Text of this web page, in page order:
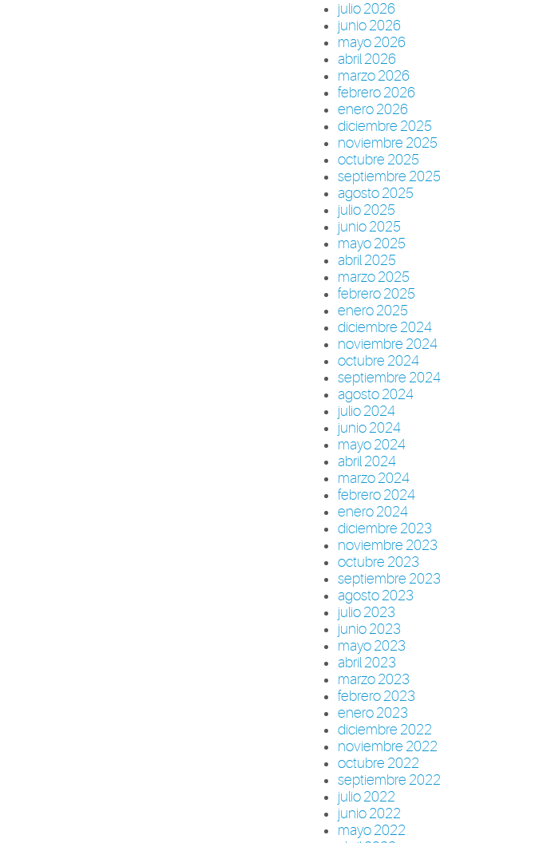
julio 2026
junio 2026
mayo 2026
abril 2026
marzo 2026
febrero 2026
enero 2026
diciembre 2025
noviembre 2025
octubre 2025
septiembre 2025
agosto 2025
julio 2025
junio 2025
mayo 2025
abril 2025
marzo 2025
febrero 2025
enero 2025
diciembre 2024
noviembre 2024
octubre 2024
septiembre 2024
agosto 2024
julio 2024
junio 2024
mayo 2024
abril 2024
marzo 2024
febrero 2024
enero 2024
diciembre 2023
noviembre 2023
octubre 2023
septiembre 2023
agosto 2023
julio 2023
junio 2023
mayo 2023
abril 2023
marzo 2023
febrero 2023
enero 2023
diciembre 2022
noviembre 2022
octubre 2022
septiembre 2022
julio 2022
junio 2022
mayo 2022